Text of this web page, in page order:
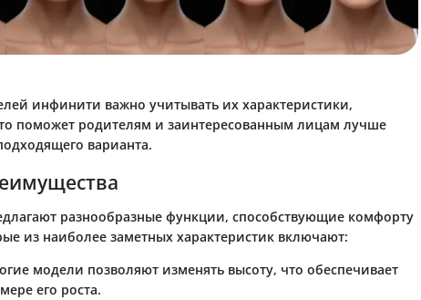
инфинити важно учитывать их характеристики,
поможет родителям и заинтересованным лицам лучше
варианта.
разнообразные функции, способствующие комфорту
из наиболее заметных характеристик включают:
модели позволяют изменять высоту, что обеспечивает
его роста.